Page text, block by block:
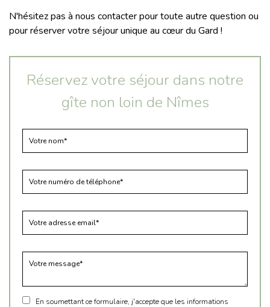
N'hésitez pas à nous contacter pour toute autre question ou
pour réserver votre séjour unique au cœur du Gard !
Réservez votre séjour dans notre
gîte non loin de Nîmes
En soumettant ce formulaire, j'accepte que les informations